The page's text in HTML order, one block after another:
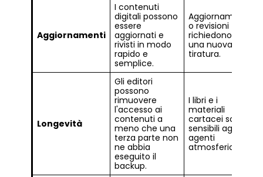
Aggiornamenti
I contenuti
digitali possono
essere
aggiornati e
rivisti in modo
rapido e
semplice.
Aggiornamenti
o revisioni
richiedono
una nuova
tiratura.
Longevità
Gli editori
possono
rimuovere
l'accesso ai
contenuti a
meno che una
terza parte non
ne abbia
eseguito il
backup.
I libri e i
materiali
cartacei sono
sensibili agli
agenti
atmosferici.